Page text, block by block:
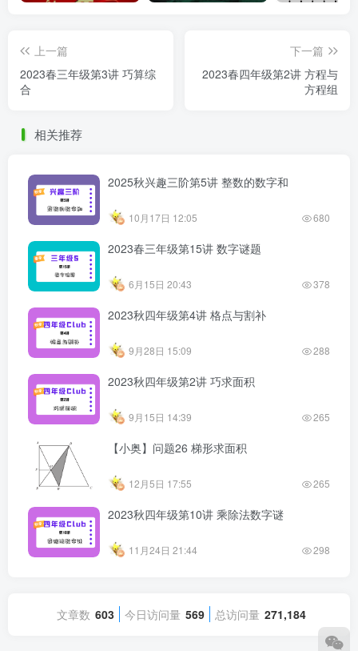
上一篇
2023春三年级第3讲 巧算综
合
下一篇
2023春四年级第2讲 方程与
方程组
相关推荐
2025秋兴趣三阶第5讲 整数的数字和
10月17日 12:05 680
2023春三年级第15讲 数字谜题
6月15日 20:43 378
2023秋四年级第4讲 格点与割补
9月28日 15:09 288
2023秋四年级第2讲 巧求面积
9月15日 14:39 265
【小奥】问题26 梯形求面积
12月5日 17:55 265
2023秋四年级第10讲 乘除法数字谜
11月24日 21:44 298
文章数 603 今日访问量 569 总访问量 271,184